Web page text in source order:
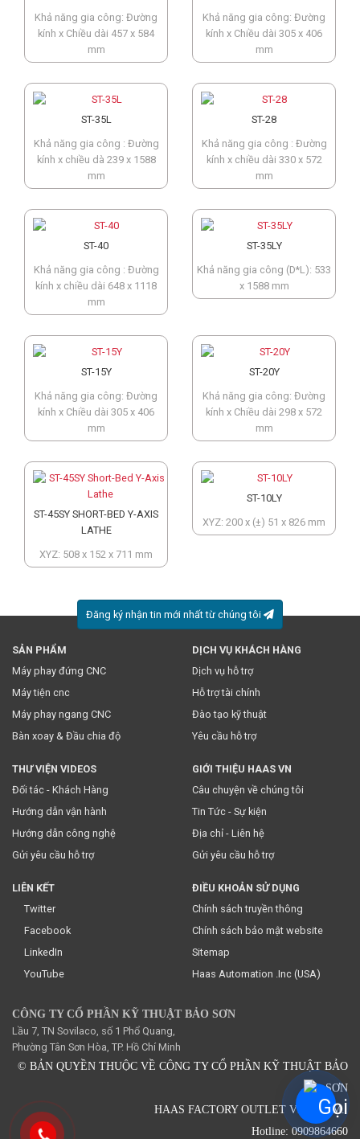
Khả năng gia công: Đường
kính x Chiều dài 457 x 584
mm
Khả năng gia công: Đường
kính x Chiều dài 305 x 406
mm
ST-35L
Khả năng gia công : Đường
kính x chiều dà 239 x 1588
mm
ST-28
Khả năng gia công : Đường
kính x chiều dài 330 x 572
mm
ST-40
Khả năng gia công : Đường
kính x chiều dài 648 x 1118
mm
ST-35LY
Khả năng gia công (D*L): 533
x 1588 mm
ST-15Y
Khả năng gia công: Đường
kính x Chiều dài 305 x 406
mm
ST-20Y
Khả năng gia công: Đường
kính x Chiều dài 298 x 572
mm
ST-45SY SHORT-BED Y-AXIS
LATHE
XYZ: 508 x 152 x 711 mm
ST-10LY
XYZ: 200 x (±) 51 x 826 mm
Đăng ký nhận tin mới nhất từ chúng tôi
* Việc này đồng nghĩa với việc bạn chấp nhậnchính sách
của chúng tôi.
SẢN PHẨM
Máy phay đứng CNC
Máy tiện cnc
Máy phay ngang CNC
Bàn xoay & Đầu chia độ
DỊCH VỤ KHÁCH HÀNG
Dịch vụ hỗ trợ
Hỗ trợ tài chính
Đào tạo kỹ thuật
Yêu cầu hỗ trợ
THƯ VIỆN VIDEOS
Đối tác - Khách Hàng
Hướng dẫn vận hành
Hướng dẫn công nghệ
Gửi yêu cầu hỗ trợ
GIỚI THIỆU HAAS VN
Câu chuyện về chúng tôi
Tin Tức - Sự kiện
Địa chỉ - Liên hệ
Gửi yêu cầu hỗ trợ
LIÊN KẾT
Twitter
Facebook
LinkedIn
YouTube
ĐIỀU KHOẢN SỬ DỤNG
Chính sách truyền thông
Chính sách bảo mật website
Sitemap
Haas Automation .Inc (USA)
CÔNG TY CỔ PHẦN KỸ THUẬT BẢO SƠN
Lầu 7, TN Sovilaco, số 1 Phổ Quang,
Phường Tân Sơn Hòa, TP. Hồ Chí Minh
© BẢN QUYỀN THUỘC VỀ CÔNG TY CỔ PHẦN KỸ THUẬT BẢO
SƠN
HAAS FACTORY OUTLET VIETNAM.
Hotline: 0909864660